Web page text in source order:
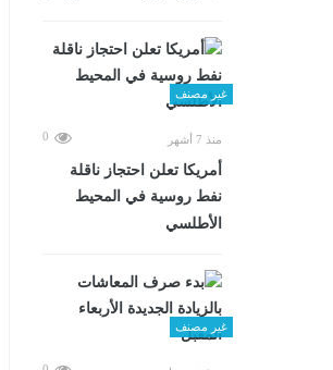
غير مصنف
منذ 7 أشهر 0
أمريكا تعلن احتجاز ناقلة
نفط روسية في المحيط
الأطلسي
غير مصنف